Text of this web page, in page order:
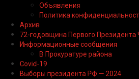
Объявления
Политика
Архив
72-годовщина Первого Президента
Информационные сообщения
В Прокуратуре района
Covid-19
Выборы президента РФ — 2024